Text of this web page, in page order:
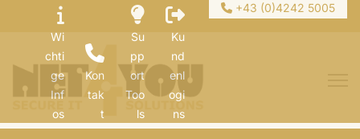
Wi
chti
ge
Inf
os
Kon
tak
t
Su
pp
ort
Too
ls
Ku
nd
enl
ogi
ns
+43 (0)4242 5005